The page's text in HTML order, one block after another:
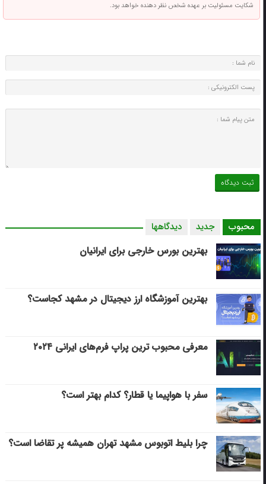
شکایت مسئولیت بر عهده شخص نظر دهنده خواهد بود.
محبوب جدید دیدگاهها
بهترین بورس خارجی برای ایرانیان
بهترین آموزشگاه ارز دیجیتال در مشهد کجاست؟
معرفی محبوب ترین پراپ فرم‌های ایرانی ۲۰۲۴
سفر با هواپیما یا قطار؟ کدام بهتر است؟
چرا بلیط اتوبوس مشهد تهران همیشه پر تقاضا است؟